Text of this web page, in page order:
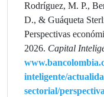
Rodríguez, M. P.,
D., & Guáqueta
Perspectivas
2026. Capital
inteligente/
sectorial/